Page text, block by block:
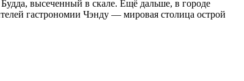
высеченный в скале. Ещё дальше, в городе
гастрономии Чэнду — мировая столица острой